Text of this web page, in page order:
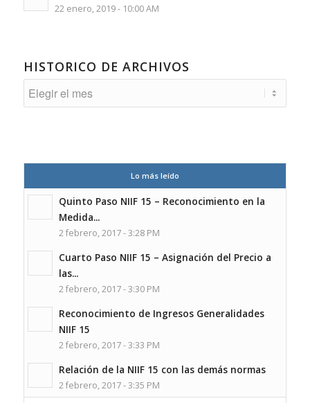
22 enero, 2019 - 10:00 AM
HISTORICO DE ARCHIVOS
Lo más leído
Quinto Paso NIIF 15 – Reconocimiento en la
Medida...
2 febrero, 2017 - 3:28 PM
Cuarto Paso NIIF 15 – Asignación del Precio a
las...
2 febrero, 2017 - 3:30 PM
Reconocimiento de Ingresos Generalidades
NIIF 15
2 febrero, 2017 - 3:33 PM
Relación de la NIIF 15 con las demás normas
2 febrero, 2017 - 3:35 PM